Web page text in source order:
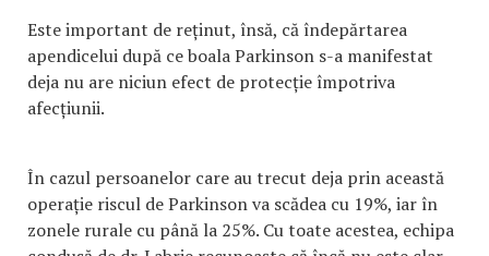
Este important de reținut, însă, că îndepărtarea
apendicelui după ce boala Parkinson s-a manifestat
deja nu are niciun efect de protecție împotriva
afecțiunii.
În cazul persoanelor care au trecut deja prin această
operație riscul de Parkinson va scădea cu 19%, iar în
zonele rurale cu până la 25%. Cu toate acestea, echipa